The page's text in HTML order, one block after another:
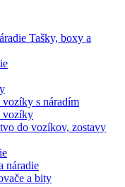
Tašky, boxy a
vozíky s náradím
vozíky
do vozíkov, zostavy
náradie
a bity